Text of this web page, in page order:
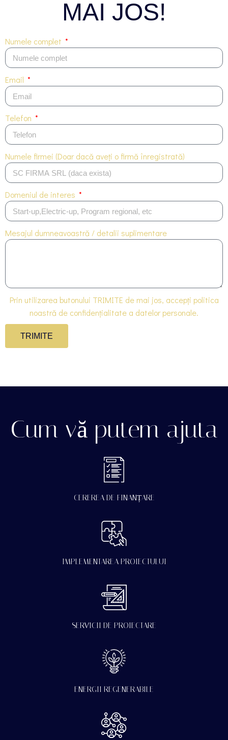
MAI JOS!
Numele complet
Email
Telefon
Numele firmei (Doar dacă aveți o firmă înregistrată)
Domeniul de interes
Mesajul dumneavoastră / detalii suplimentare
Prin utilizarea butonului TRIMITE de mai jos, accepți politica
noastră de confidențialitate a datelor personale.
TRIMITE
Cum vă putem ajuta
CEREREA DE FINANȚARE
IMPLEMENTAREA PROIECTULUI
SERVICII DE PROIECTARE
ENERGII REGENERABILE